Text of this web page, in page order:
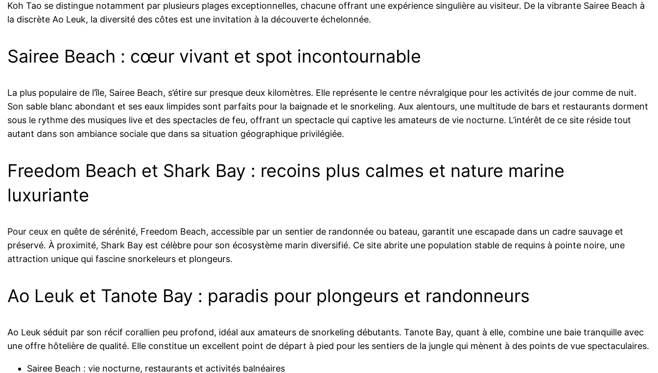
Koh Tao se distingue notamment par plusieurs plages exceptionnelles, chacune offrant une expérience singulière au visiteur. De la vibrante Sairee Beach à
la discrète Ao Leuk, la diversité des côtes est une invitation à la découverte échelonnée.
Sairee Beach : cœur vivant et spot incontournable
La plus populaire de l’île, Sairee Beach, s’étire sur presque deux kilomètres. Elle représente le centre névralgique pour les activités de jour comme de nuit.
Son sable blanc abondant et ses eaux limpides sont parfaits pour la baignade et le snorkeling. Aux alentours, une multitude de bars et restaurants dorment
sous le rythme des musiques live et des spectacles de feu, offrant un spectacle qui captive les amateurs de vie nocturne. L’intérêt de ce site réside tout
autant dans son ambiance sociale que dans sa situation géographique privilégiée.
Freedom Beach et Shark Bay : recoins plus calmes et nature marine
luxuriante
Pour ceux en quête de sérénité, Freedom Beach, accessible par un sentier de randonnée ou bateau, garantit une escapade dans un cadre sauvage et
préservé. À proximité, Shark Bay est célèbre pour son écosystème marin diversifié. Ce site abrite une population stable de requins à pointe noire, une
attraction unique qui fascine snorkeleurs et plongeurs.
Ao Leuk et Tanote Bay : paradis pour plongeurs et randonneurs
Ao Leuk séduit par son récif corallien peu profond, idéal aux amateurs de snorkeling débutants. Tanote Bay, quant à elle, combine une baie tranquille avec
une offre hôtelière de qualité. Elle constitue un excellent point de départ à pied pour les sentiers de la jungle qui mènent à des points de vue spectaculaires.
Sairee Beach : vie nocturne, restaurants et activités balnéaires